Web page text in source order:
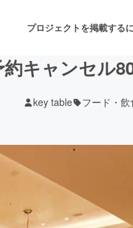
プロジェクトを掲載する
音楽
ゲーム・サービス開発
約キャンセル
key table フード・飲